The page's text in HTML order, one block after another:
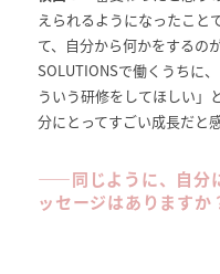
えられるようになったこと
て、自分から何かをするの
SOLUTIONSで働くうちに
ういう研修をしてほしい」
分にとってすごい成長だと
――同じように、自分
ッセージはありますか